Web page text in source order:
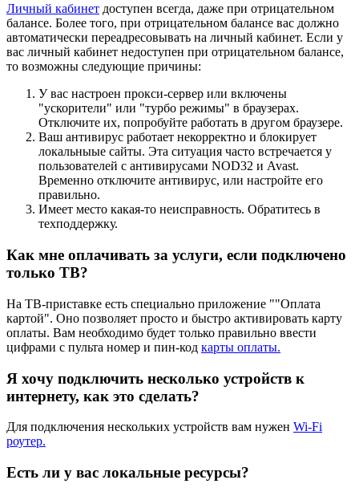
Личный кабинет доступен всегда, даже при отрицательном
балансе. Более того, при отрицательном балансе вас должно
автоматически переадресовывать на личный кабинет. Если у
вас личный кабинет недоступен при отрицательном балансе,
то возможны следующие причины:
У вас настроен прокси-сервер или включены
"ускорители" или "турбо режимы" в браузерах.
Отключите их, попробуйте работать в другом браузере.
Ваш антивирус работает некорректно и блокирует
локальныые сайты. Эта ситуация часто встречается у
пользователей с антивирусами NOD32 и Avast.
Временно отключите антивирус, или настройте его
правильно.
Имеет место какая-то неисправность. Обратитесь в
техподдержку.
Как мне оплачивать за услуги, если подключено
только ТВ?
На ТВ-приставке есть специально приложение ""Оплата
картой". Оно позволяет просто и быстро активировать карту
оплаты. Вам необходимо будет только правильно ввести
цифрами с пульта номер и пин-код карты оплаты.
Я хочу подключить несколько устройств к
интернету, как это сделать?
Для подключения нескольких устройств вам нужен Wi-Fi
роутер.
Есть ли у вас локальные ресурсы?